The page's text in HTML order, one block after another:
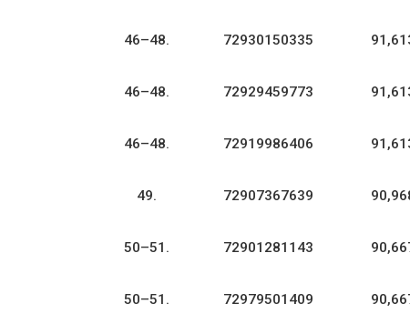
46–48. 72930150335
46–48. 72929459773
46–48. 72919986406
49. 72907367639
50–51. 72901281143
50–51. 72979501409